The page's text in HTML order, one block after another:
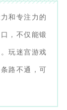
和专注力的
，不仅能锻
玩迷宫游戏
路不通，可